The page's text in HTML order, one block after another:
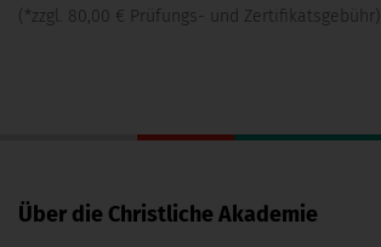
(*zzgl. 80,00 € Prüfungs- und Zertifikatsgebühr)
Über die Christliche Akademie